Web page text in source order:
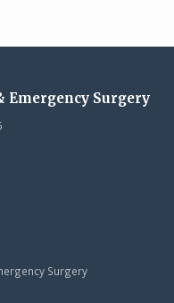
Emergency Surgery
Surgery